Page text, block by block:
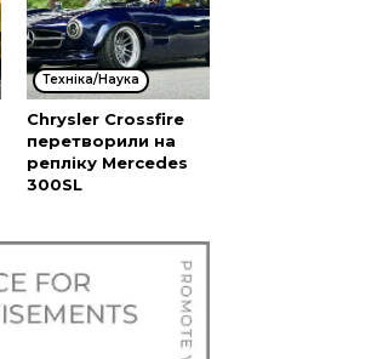
Техніка/Наука
Chrysler Crossfire
перетворили на
репліку Mercedes
300SL